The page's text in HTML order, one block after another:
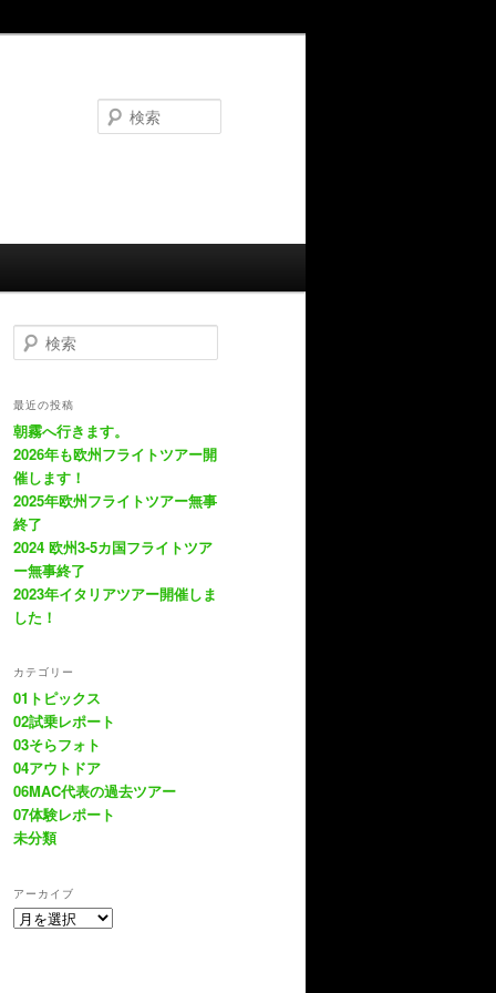
検
索
最近の投稿
朝霧へ行きます。
2026年も欧州フライトツアー開
催します！
2025年欧州フライトツアー無事
終了
2024 欧州3-5カ国フライトツア
ー無事終了
2023年イタリアツアー開催しま
した！
カテゴリー
01トピックス
02試乗レポート
03そらフォト
04アウトドア
06MAC代表の過去ツアー
07体験レポート
未分類
アーカイブ
ア